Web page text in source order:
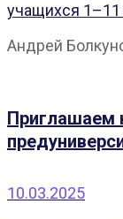
учащихся 1–11
Андрей
Приглашаем
10.03.2025